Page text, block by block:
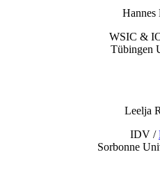
Hannes
WSIC &
Tübingen
Leelja
IDV /
Sorbonne